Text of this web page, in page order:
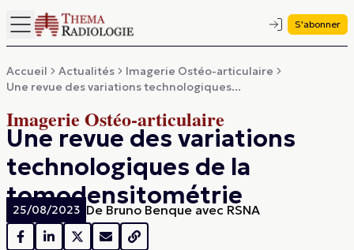
S'abonner
Accueil Actualités
Imagerie Ostéo-articulaire
Une revue des variations technologiques...
Imagerie Ostéo-articulaire
Une revue des variations
technologiques de la
tomodensitométrie
25/08/2023 De Bruno Benque avec RSNA